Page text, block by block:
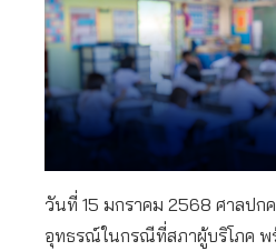
วันที่ 15 มกราคม 2568 ศาลปก
อุทธรณ์ในกรณีที่สภาผู้บริโภค